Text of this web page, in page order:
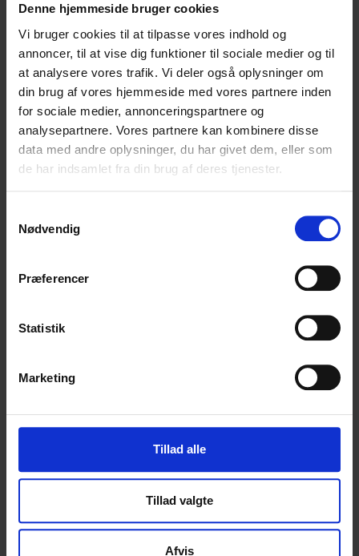
Denne hjemmeside bruger cookies
Vi bruger cookies til at tilpasse vores indhold og
annoncer, til at vise dig funktioner til sociale medier og til
at analysere vores trafik. Vi deler også oplysninger om
din brug af vores hjemmeside med vores partnere inden
for sociale medier, annonceringspartnere og
analysepartnere. Vores partnere kan kombinere disse
data med andre oplysninger, du har givet dem, eller som
de har indsamlet fra din brug af deres tjenester.
Nødvendig
Præferencer
Statistik
Marketing
Tillad alle
Tillad valgte
Afvis
side?
Udfyld nedenstående – så vender vi tilbage til dig.
Navn (Påkrævet)
(Påkrævet)
E-mail